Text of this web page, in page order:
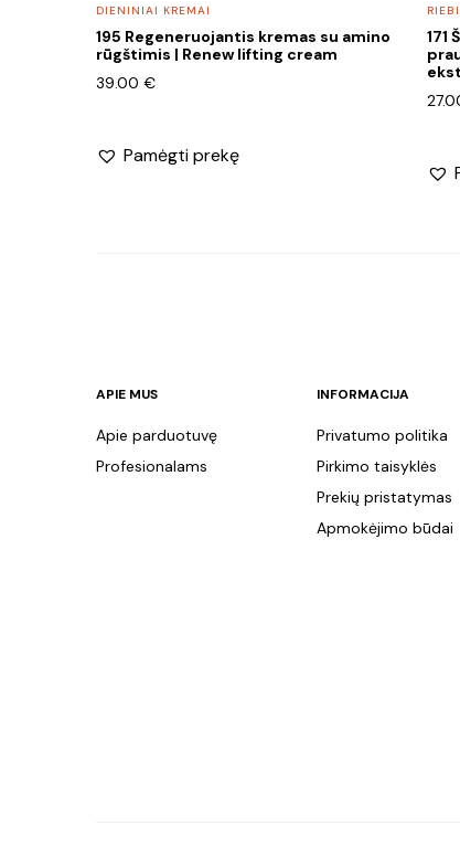
DIENINIAI KREMAI
195 Regeneruojantis kremas su amino
rūgštimis | Renew lifting cream
39.00 €
Pamėgti prekę
171
APIE MUS
Apie parduotuvę
Profesionalams
INFORMACIJA
Privatumo politika
Pirkimo taisyklės
Prekių pristatymas
Apmokėjimo būdai